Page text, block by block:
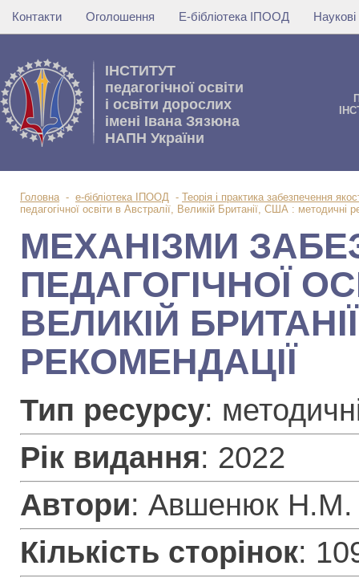
Контакти Оголошення Е-бібліотека ІПООД
IНСТИТУТ
педагогічної освіти
i освiти дорослих
імені Івана Зязюна
НАПН України
Головна- е-бібліотека ІПООД - Теорія і практика забезпечення
педагогічної освіти в Австралії, Великій Британії, США : методичні
МЕХАНІЗМИ
ПЕДАГОГІЧНОЇ
ВЕЛИКІЙ
РЕКОМЕНДАЦІЇ
Тип ресурсу:
Рік видання: 2022
Автори: Авшенюк Н.М.
Кількість сторінок: